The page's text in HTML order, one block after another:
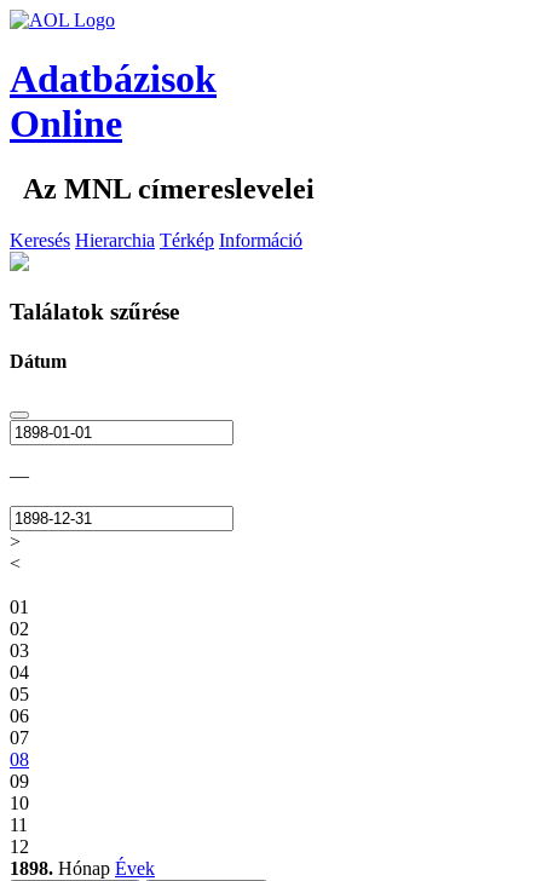
Adatbázisok
Online
Az MNL címereslevelei
Keresés Hierarchia Térkép Információ
Találatok szűrése
Dátum
—
>
<
01
02
03
04
05
06
07
08
09
10
11
12
1898. Hónap Évek